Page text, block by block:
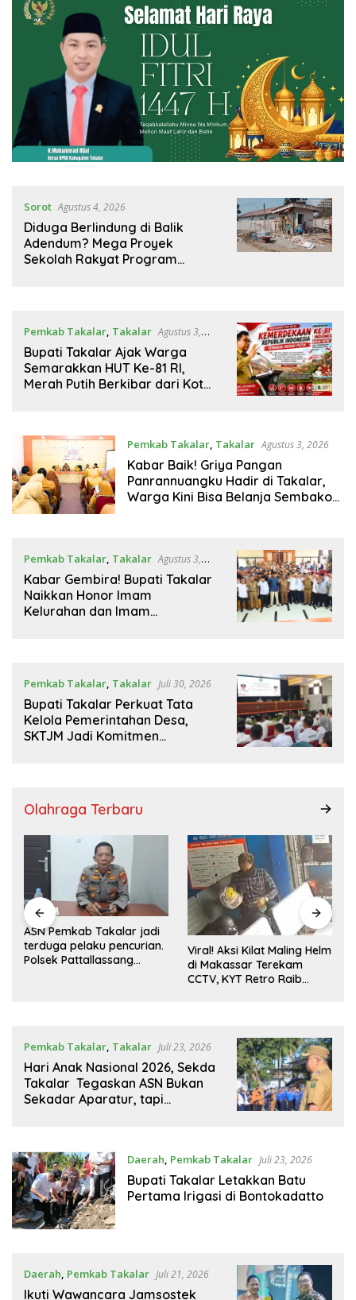
Sorot Agustus 4, 2026
Diduga Berlindung di Balik
Adendum? Mega Proyek
Sekolah Rakyat Program
Pemkab Takalar, Takalar Agustus 3,
2026
Bupati Takalar Ajak Warga
Semarakkan HUT Ke-81 RI,
Merah Putih Berkibar dari Kota
Pemkab Takalar, Takalar Agustus 3, 2026
Kabar Baik! Griya Pangan
Panrannuangku Hadir di Takalar,
Warga Kini Bisa Belanja Sembako
Pemkab Takalar, Takalar Agustus 3,
2026
Kabar Gembira! Bupati Takalar
Naikkan Honor Imam
Kelurahan dan Imam
Pemkab Takalar, Takalar Juli 30, 2026
Bupati Takalar Perkuat Tata
Kelola Pemerintahan Desa,
SKTJM Jadi Komitmen
Olahraga Terbaru
ASN Pemkab Takalar jadi
terduga pelaku pencurian.
Polsek Pattallassang
Viral! Aksi Kilat Maling Helm
di Makassar Terekam
CCTV, KYT Retro Raib
Pemkab Takalar, Takalar Juli 23, 2026
Hari Anak Nasional 2026, Sekda
Takalar Tegaskan ASN Bukan
Sekadar Aparatur, tapi
Daerah, Pemkab Takalar Juli 23, 2026
Bupati Takalar Letakkan Batu
Pertama Irigasi di Bontokadatto
Daerah, Pemkab Takalar Juli 21, 2026
Ikuti Wawancara Jamsostek